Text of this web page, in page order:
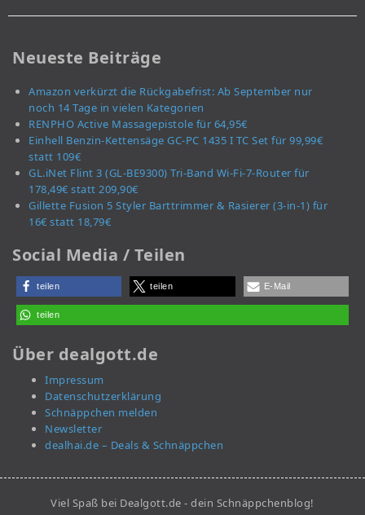
Neueste Beiträge
Amazon verkürzt die Rückgabefrist: Ab September nur
noch 14 Tage in vielen Kategorien
RENPHO Active Massagepistole für 64,95€
Einhell Benzin-Kettensäge GC-PC 1435 I TC Set für 99,99€
statt 109€
GL.iNet Flint 3 (GL-BE9300) Tri-Band Wi-Fi-7-Router für
178,49€ statt 209,90€
Gillette Fusion 5 Styler Barttrimmer & Rasierer (3-in-1) für
16€ statt 18,79€
Social Media / Teilen
teilen teilen E-Mail
teilen
Über dealgott.de
Impressum
Datenschutzerklärung
Schnäppchen melden
Newsletter
dealhai.de – Deals & Schnäppchen
Viel Spaß bei Dealgott.de - dein Schnäppchenblog!